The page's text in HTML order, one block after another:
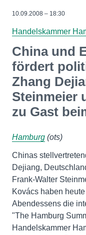
10.09.2008 – 18:30
Handelskammer
China und
fördert
Zhang
Steinmeier
zu Gast
Hamburg (ots)
Chinas
Dejiang,
Frank-Walter
Kovács haben
Abendessens die
"The Hamburg
Handelskammer